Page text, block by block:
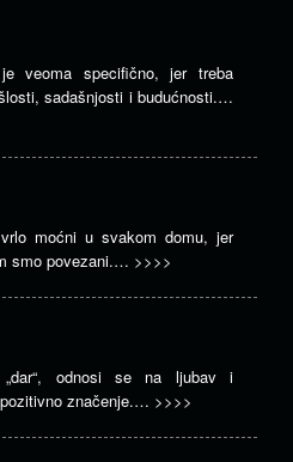
veoma specifično, jer treba
sadašnjosti i budućnosti.…
moćni u svakom domu, jer
smo povezani.… >>>>
odnosi se na ljubav i
značenje.… >>>>